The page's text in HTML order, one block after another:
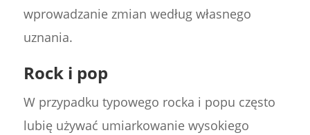
wprowadzanie zmian według własnego
uznania.
Rock i pop
W przypadku typowego rocka i popu często
lubię używać umiarkowanie wysokiego